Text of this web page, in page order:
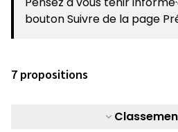
bouton Suivre de la page
7 propositions